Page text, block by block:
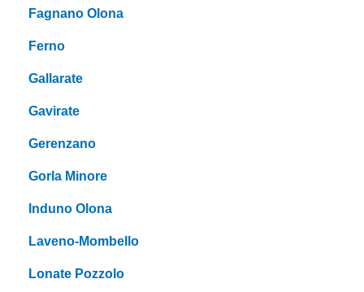
Fagnano Olona
Ferno
Gallarate
Gavirate
Gerenzano
Gorla Minore
Induno Olona
Laveno-Mombello
Lonate Pozzolo